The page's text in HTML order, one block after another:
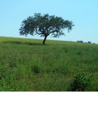
em Moçambique
Portugal